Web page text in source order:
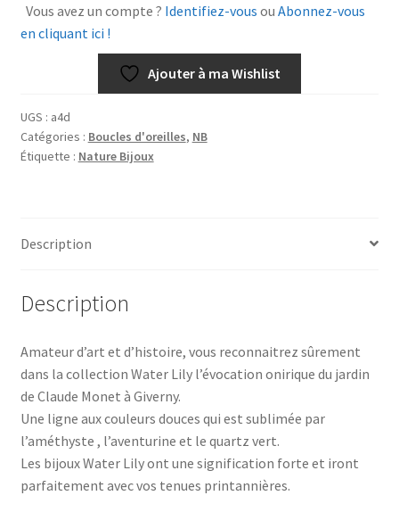
dormeuses
Water
Vous avez un compte ? Identifiez-vous ou Abonnez-vous
en cliquant ici !
Ajouter à ma Wishlist
UGS : a4d
Catégories : Boucles d'oreilles, NB
Étiquette : Nature Bijoux
Description
Description
Amateur d’art et d’histoire, vous reconnaitrez sûrement
dans la collection Water Lily l’évocation onirique du jardin
de Claude Monet à Giverny.
Une ligne aux couleurs douces qui est sublimée par
l’améthyste , l’aventurine et le quartz vert.
Les bijoux Water Lily ont une signification forte et iront
parfaitement avec vos tenues printannières.